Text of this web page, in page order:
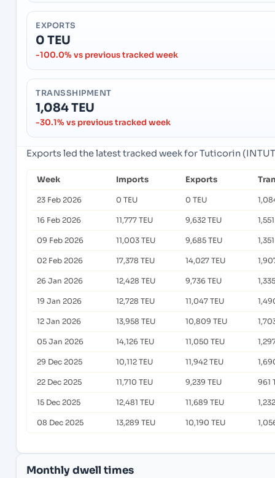
EXPORTS
0 TEU
-100.0% vs previous tracked week
TRANSSHIPMENT
1,084 TEU
-30.1% vs previous tracked week
Exports led the latest tracked week for Tuticorin
Week Imports Exports
23 Feb 2026 0 TEU 0 TEU
16 Feb 2026 11,777 TEU 9,632 TEU
09 Feb 2026 11,003 TEU 9,685 TEU
02 Feb 2026 17,378 TEU 14,027 TEU
26 Jan 2026 12,428 TEU 9,736 TEU
19 Jan 2026 12,728 TEU 11,047 TEU
12 Jan 2026 13,958 TEU 10,809 TEU
05 Jan 2026 14,126 TEU 11,050 TEU
29 Dec 2025 10,112 TEU 11,942 TEU
22 Dec 2025 11,710 TEU 9,239 TEU 961
15 Dec 2025 12,481 TEU 11,689 TEU
08 Dec 2025 13,289 TEU 10,190 TEU
Monthly dwell times